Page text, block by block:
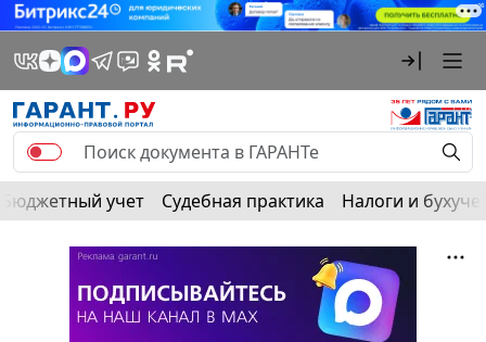
Бюджетный учет Судебная практика Налоги и